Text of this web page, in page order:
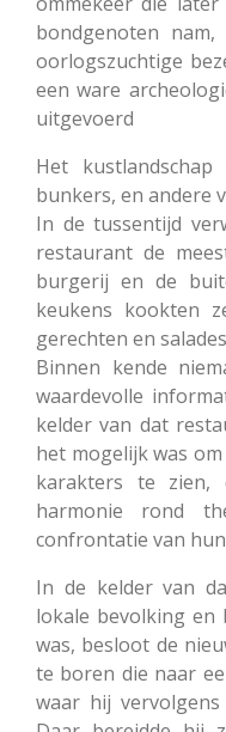
bondgenoten
oorlogszuchtige
een ware
uitgevoerd
Het
bunkers, en andere
In de tussentijd
restaurant de
burgerij en de
keukens kookten
gerechten en
Binnen kende
waardevolle
kelder van dat
het mogelijk was
karakters te zien,
harmonie rond
confrontatie van
In de kelder van
lokale bevolking en
was, besloot de
te boren die naar
waar hij